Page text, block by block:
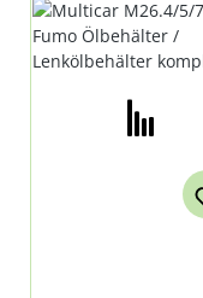
LENKÖLBEHÄLTER
KOMPLETT